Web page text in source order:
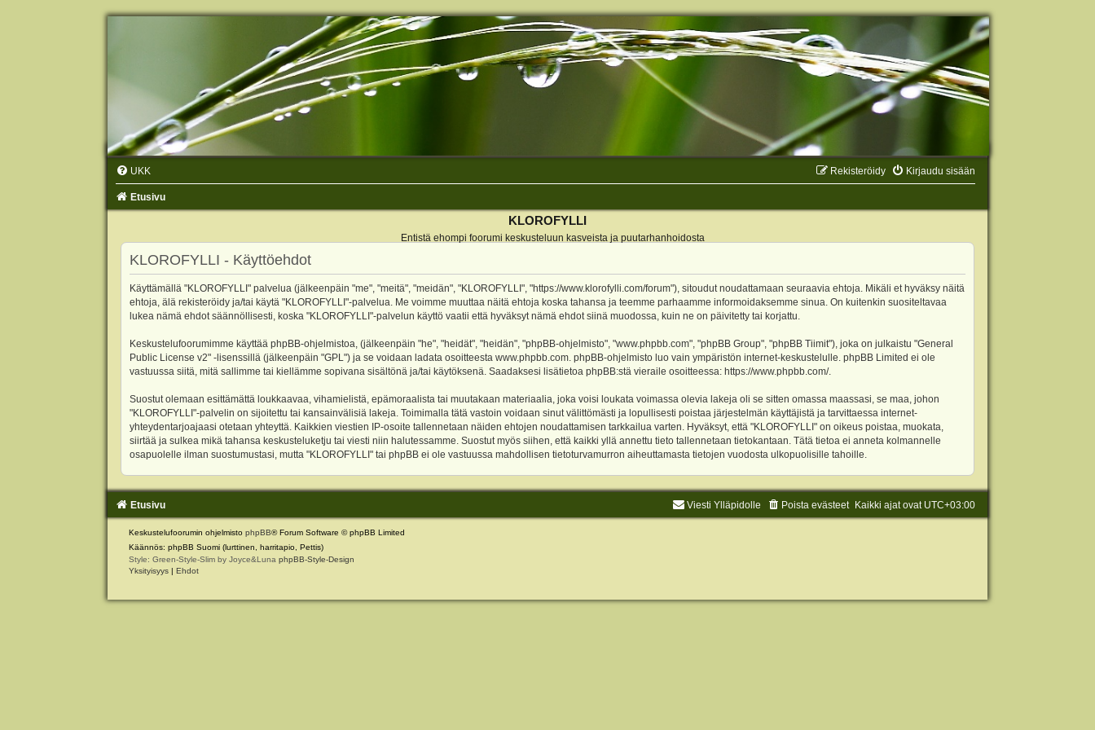
UKK Kirjaudu sisään
Rekisteröidy
Etusivu
KLOROFYLLI
Entistä ehompi foorumi keskusteluun kasveista ja puutarhanhoidosta
KLOROFYLLI - Käyttöehdot
Käyttämällä "KLOROFYLLI" palvelua (jälkeenpäin "me", "meitä", "meidän", "KLOROFYLLI", "https://www.klorofylli.com/forum"), sitoudut noudattamaan seuraavia ehtoja. Mikäli et hyväksy näitä
ehtoja, älä rekisteröidy ja/tai käytä "KLOROFYLLI"-palvelua. Me voimme muuttaa näitä ehtoja koska tahansa ja teemme parhaamme informoidaksemme sinua. On kuitenkin suositeltavaa
lukea nämä ehdot säännöllisesti, koska "KLOROFYLLI"-palvelun käyttö vaatii että hyväksyt nämä ehdot siinä muodossa, kuin ne on päivitetty tai korjattu.
Keskustelufoorumimme käyttää phpBB-ohjelmistoa, (jälkeenpäin "he", "heidät", "heidän", "phpBB-ohjelmisto", "www.phpbb.com", "phpBB Group", "phpBB Tiimit"), joka on julkaistu "General
Public License v2" -lisenssillä (jälkeenpäin "GPL") ja se voidaan ladata osoitteesta www.phpbb.com. phpBB-ohjelmisto luo vain ympäristön internet-keskustelulle. phpBB Limited ei ole
vastuussa siitä, mitä sallimme tai kiellämme sopivana sisältönä ja/tai käytöksenä. Saadaksesi lisätietoa phpBB:stä vieraile osoitteessa: https://www.phpbb.com/.
Suostut olemaan esittämättä loukkaavaa, vihamielistä, epämoraalista tai muutakaan materiaalia, joka voisi loukata voimassa olevia lakeja oli se sitten omassa maassasi, se maa, johon
"KLOROFYLLI"-palvelin on sijoitettu tai kansainvälisiä lakeja. Toimimalla tätä vastoin voidaan sinut välittömästi ja lopullisesti poistaa järjestelmän käyttäjistä ja tarvittaessa internet-
yhteydentarjoajaasi otetaan yhteyttä. Kaikkien viestien IP-osoite tallennetaan näiden ehtojen noudattamisen tarkkailua varten. Hyväksyt, että "KLOROFYLLI" on oikeus poistaa, muokata,
siirtää ja sulkea mikä tahansa keskusteluketju tai viesti niin halutessamme. Suostut myös siihen, että kaikki yllä annettu tieto tallennetaan tietokantaan. Tätä tietoa ei anneta kolmannelle
osapuolelle ilman suostumustasi, mutta "KLOROFYLLI" tai phpBB ei ole vastuussa mahdollisen tietoturvamurron aiheuttamasta tietojen vuodosta ulkopuolisille tahoille.
Etusivu Kaikki ajat ovat UTC+03:00
Poista evästeet
Viesti Ylläpidolle
Keskustelufoorumin ohjelmisto phpBB® Forum Software © phpBB Limited
Käännös: phpBB Suomi (lurttinen, harritapio, Pettis)
Style: Green-Style-Slim by Joyce&Luna phpBB-Style-Design
Yksityisyys | Ehdot